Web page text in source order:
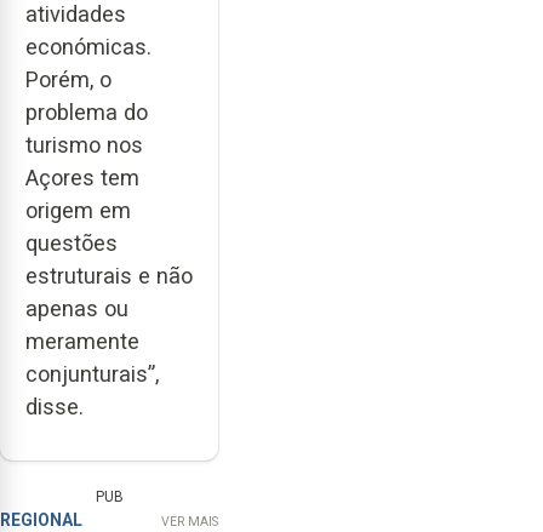
atividades
económicas.
Porém, o
problema do
turismo nos
Açores tem
origem em
questões
estruturais e não
apenas ou
meramente
conjunturais”,
disse.
PUB
REGIONAL VER MAIS